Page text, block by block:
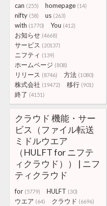
can (255) homepage (14)
nifty (58) us (263)
with (1770) You (412)
お知らせ (4668)
サービス (20137)
ニフティ (139)
ホームページ (808)
リリース (8746) 方法 (1080)
株式会社 (19472) 移行 (901)
終了 (4151)
クラウド 機能・サー
ビス（ファイル転送
ミドルウエア
（HULFT for ニフテ
ィクラウド）） | ニフ
ティクラウド
for (5779) HULFT (30)
ウエア (64) クラウド (6696)